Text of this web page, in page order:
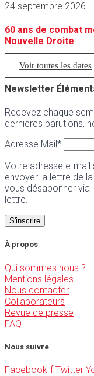
24 septembre 2026
60 ans de combat
Nouvelle Droite
Voir toutes les dates
Newsletter
Recevez chaque
dernières parutions,
Adresse Mail*
Votre adresse e-mail
envoyer la lettre de
vous désabonner via
lettre.
À propos
Qui sommes nous ?
Mentions légales
Nous contacter
Collaborateurs
Revue de presse
FAQ
Nous suivre
Facebook-f Twitter